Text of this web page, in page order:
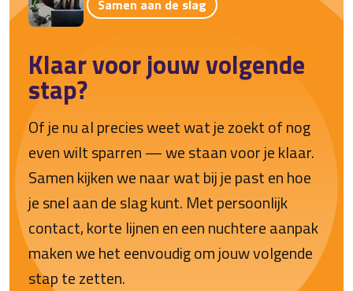
Samen aan de slag
Klaar voor jouw volgende
stap?
Of je nu al precies weet wat je zoekt of nog
even wilt sparren — we staan voor je klaar.
Samen kijken we naar wat bij je past en hoe
je snel aan de slag kunt. Met persoonlijk
contact, korte lijnen en een nuchtere aanpak
maken we het eenvoudig om jouw volgende
stap te zetten.